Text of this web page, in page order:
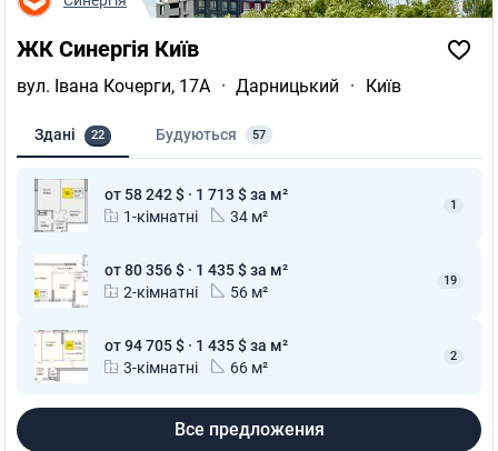
ЖК Синергія Київ
вул. Івана Кочерги, 17А · Дарницький · Київ
Здані 22 Будуються 57
от 58 242 $ · 1 713 $ за м²
1-кімнатні
34 м²
1
от 80 356 $ · 1 435 $ за м²
2-кімнатні
56 м²
19
от 94 705 $ · 1 435 $ за м²
3-кімнатні
66 м²
2
Все предложения